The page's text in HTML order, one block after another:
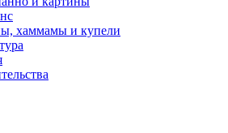
хаммамы и купели